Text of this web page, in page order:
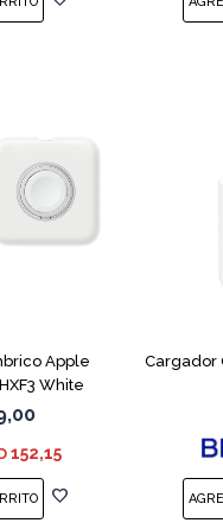
Apple
White
152,15
Cargador